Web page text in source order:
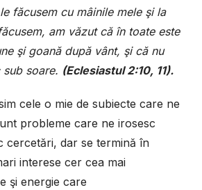
făcusem cu mâinile mele şi la
am văzut că în toate este
şi goană după vânt, şi că nu
soare. (Eclesiastul 2:10, 11).
cele o mie de subiecte care ne
probleme care ne irosesc
cercetări, dar se termină în
interese cer cea mai
şi energie care